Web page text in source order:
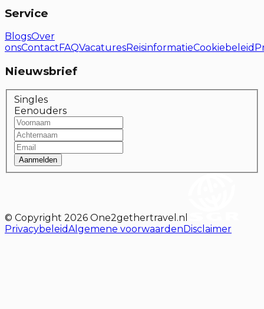
Service
BlogsOver
onsContact FAQVacaturesReisinformatieCookiebeleid
Nieuwsbrief
Singles
Eenouders
Aanmelden
© Copyright 2026 One2gethertravel.nl
PrivacybeleidAlgemene voorwaardenDisclaimer